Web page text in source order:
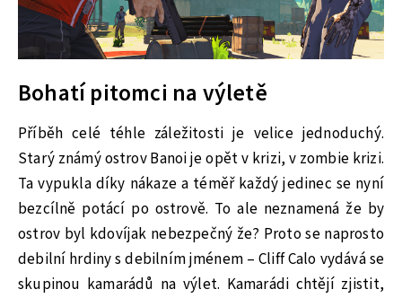
Bohatí pitomci na výletě
Příběh celé téhle záležitosti je velice jednoduchý.
Starý známý ostrov Banoi je opět v krizi, v zombie krizi.
Ta vypukla díky nákaze a téměř každý jedinec se nyní
bezcílně potácí po ostrově. To ale neznamená že by
ostrov byl kdovíjak nebezpečný že? Proto se naprosto
debilní hrdiny s debilním jménem – Cliff Calo vydává se
skupinou kamarádů na výlet. Kamarádi chtějí zjistit,